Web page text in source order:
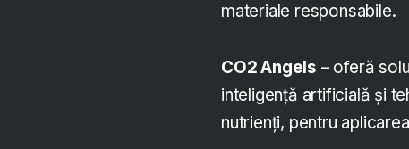
materiale responsabile.
CO2 Angels – oferă
inteligență artificială și
nutrienți, pentru